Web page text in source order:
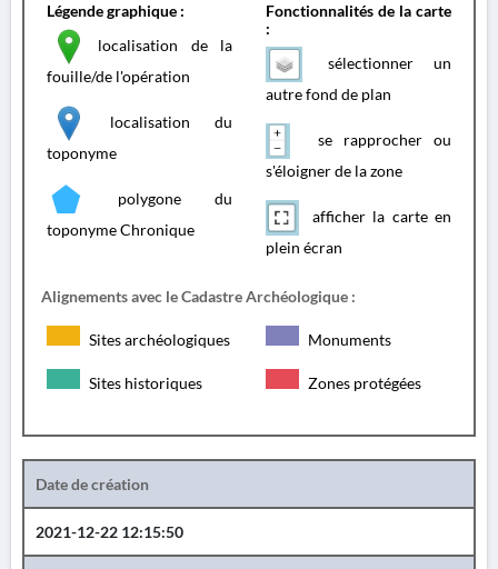
Légende graphique :
localisation de la
fouille/de l'opération
localisation du
toponyme
polygone du
toponyme Chronique
Fonctionnalités de la carte
:
sélectionner un
autre fond de plan
se rapprocher ou
s'éloigner de la zone
afficher la carte en
plein écran
Alignements avec le Cadastre Archéologique :
Sites archéologiques Monuments
Sites historiques Zones protégées
Date de création
2021-12-22 12:15:50